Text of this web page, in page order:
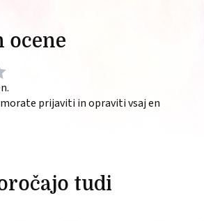
ocene
morate prijaviti in opraviti vsaj en
tudi